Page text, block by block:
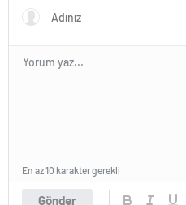
Gönder
En az 10 karakter gerekli